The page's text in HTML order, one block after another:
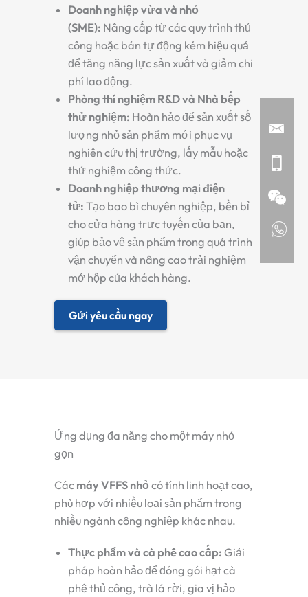
Doanh nghiệp vừa và nhỏ
(SME): Nâng cấp từ các quy trình thủ
công hoặc bán tự động kém hiệu quả
để tăng năng lực sản xuất và giảm chi
phí lao động.
Phòng thí nghiệm R&D và Nhà bếp
thử nghiệm: Hoàn hảo để sản xuất số
lượng nhỏ sản phẩm mới phục vụ
nghiên cứu thị trường, lấy mẫu hoặc
thử nghiệm công thức.
Doanh nghiệp thương mại điện
tử: Tạo bao bì chuyên nghiệp, bền bỉ
cho cửa hàng trực tuyến của bạn,
giúp bảo vệ sản phẩm trong quá trình
vận chuyển và nâng cao trải nghiệm
mở hộp của khách hàng.
Gửi yêu cầu ngay
Ứng dụng đa năng cho một máy nhỏ
gọn
Các máy VFFS nhỏ có tính linh hoạt cao,
phù hợp với nhiều loại sản phẩm trong
nhiều ngành công nghiệp khác nhau.
Thực phẩm và cà phê cao cấp: Giải
pháp hoàn hảo để đóng gói hạt cà
phê thủ công, trà lá rời, gia vị hảo